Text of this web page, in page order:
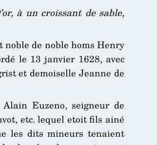
à un croissant de sable,
de noble homs Henry
le 13 janvier 1628, avec
et demoiselle Jeanne de
Euzeno, seigneur de
etc. lequel etoit fils ainé
les dits mineurs tenaient